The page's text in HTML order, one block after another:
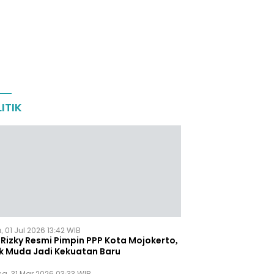
01 Jul 2026 13:42 WIB
Resmi Pimpin PPP Kota Mojokerto,
Muda Jadi Kekuatan Baru